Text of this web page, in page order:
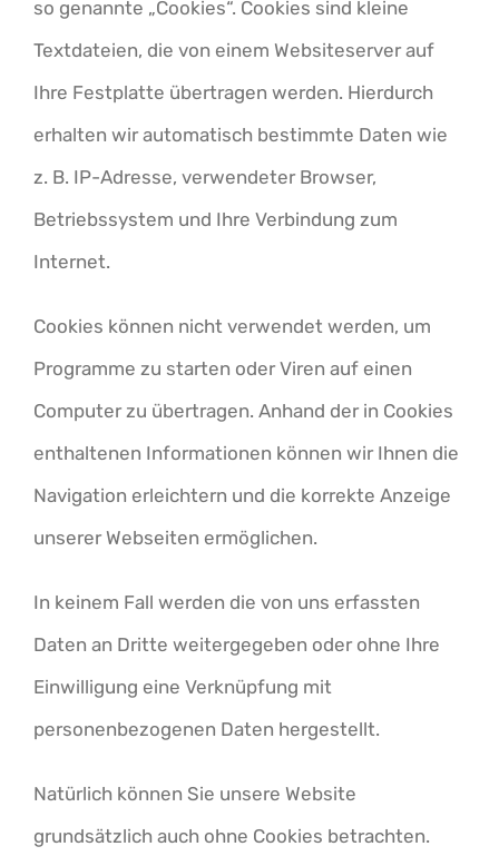
so genannte „Cookies“. Cookies sind kleine
Textdateien, die von einem Websiteserver auf
Ihre Festplatte übertragen werden. Hierdurch
erhalten wir automatisch bestimmte Daten wie
z. B. IP-Adresse, verwendeter Browser,
Betriebssystem und Ihre Verbindung zum
Internet.
Cookies können nicht verwendet werden, um
Programme zu starten oder Viren auf einen
Computer zu übertragen. Anhand der in Cookies
enthaltenen Informationen können wir Ihnen die
Navigation erleichtern und die korrekte Anzeige
unserer Webseiten ermöglichen.
In keinem Fall werden die von uns erfassten
Daten an Dritte weitergegeben oder ohne Ihre
Einwilligung eine Verknüpfung mit
personenbezogenen Daten hergestellt.
Natürlich können Sie unsere Website
grundsätzlich auch ohne Cookies betrachten.